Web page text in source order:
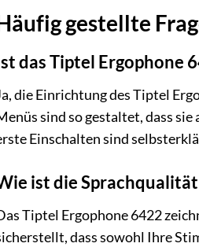
gestellte
das Tiptel Ergophone
die Einrichtung des Tiptel
sind so gestaltet, dass
Einschalten sind
ist die
Tiptel Ergophone 6422
dass sowohl Ihre